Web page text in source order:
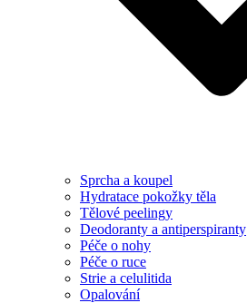
Sprcha a koupel
Hydratace pokožky těla
Tělové peelingy
Deodoranty a antiperspiranty
Péče o nohy
Péče o ruce
Strie a celulitida
Opalování